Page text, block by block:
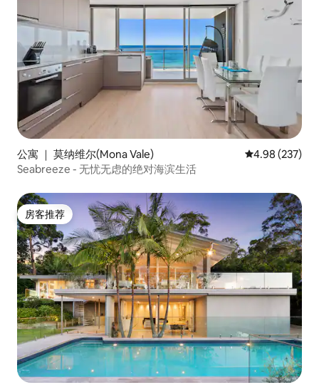
公寓 ｜ 莫纳维尔(Mona Vale) 平均评分 4.98
4.98 (237)
Seabreeze - 无忧无虑的绝对海滨生活
房客推荐
房客推荐